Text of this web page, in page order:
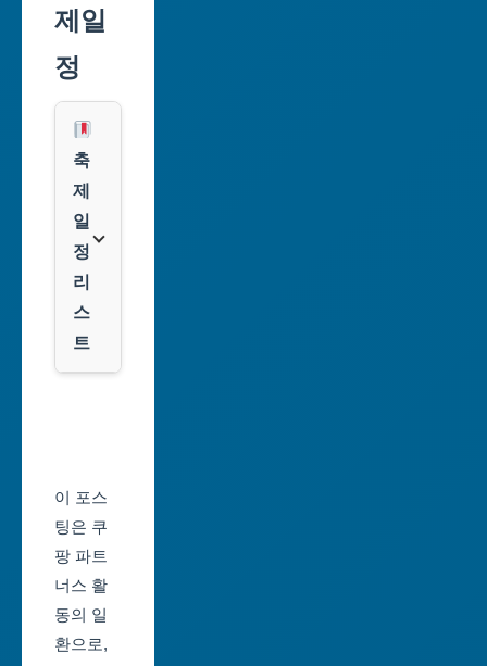
광
역
광
주
광
역
시
대
전
광
광
역
시
세
스
레
쿠
팡
클
룩
제일
정
축
제
일
정
리
스
트
일
정
부
산
이 포스
팅은 쿠
팡 파트
너스 활
동의 일
환으로,